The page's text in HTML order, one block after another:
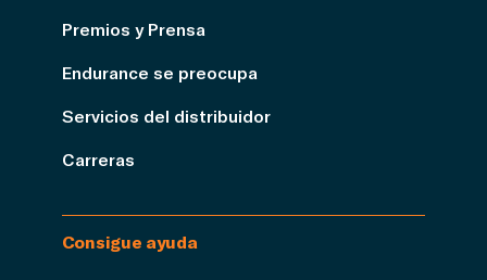
Premios y Prensa
Endurance se preocupa
Servicios del distribuidor
Carreras
Consigue ayuda